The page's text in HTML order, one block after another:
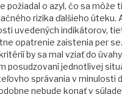
požiadal o azyl, čo sa môže
rizika ďalšieho úteku.
uvedených indikátorov,
opatrenie zaistenia per
by sa mal vziať do
posudzovaní jednotlivej
správania v minulosti
nebude konať v